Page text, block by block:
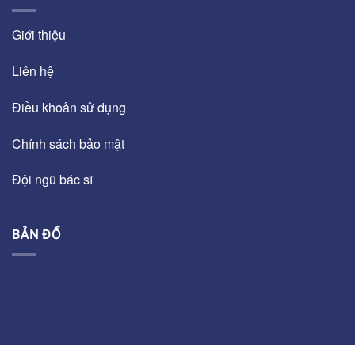
Giới thiệu
Liên hệ
Điều khoản sử dụng
Chính sách bảo mật
Đội ngũ bác sĩ
BẢN ĐỒ